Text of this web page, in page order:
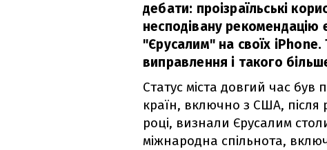
дебати: проізраїльські
несподівану рекомендацію
"Єрусалим" на своїх iPhone.
виправлення і такого
Статус міста довгий час був
країн, включно з США, після
році, визнали Єрусалим
міжнародна спільнота,